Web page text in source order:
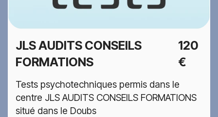
JLS AUDITS CONSEILS
FORMATIONS
120
€
Tests psychotechniques permis dans le
centre JLS AUDITS CONSEILS FORMATIONS
situé dans le Doubs